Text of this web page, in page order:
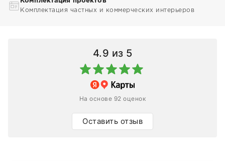
Комплектация частных и коммерческих интерьеров
4.9 из 5
На основе 92 оценок
Оставить отзыв